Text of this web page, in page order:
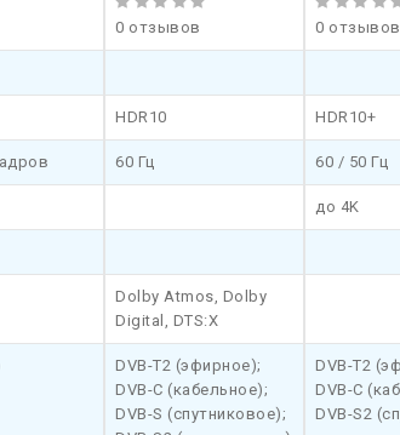
0 отзывов
0 отзывов
HDR10 HDR10+
60 Гц 60 / 50 Гц
до 4K
Dolby Atmos, Dolby
Digital, DTS:X
DVB-T2 (эфирное);
DVB-C (кабельное);
DVB-S (спутниковое);
DVB-T2
DVB-C
DVB-S2